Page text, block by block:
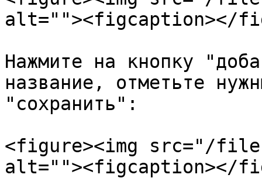
alt=""><figcaption></
Нажмите на кнопку
название, отметьте
"сохранить":
<figure><img src="/files/
alt=""><figcaption></